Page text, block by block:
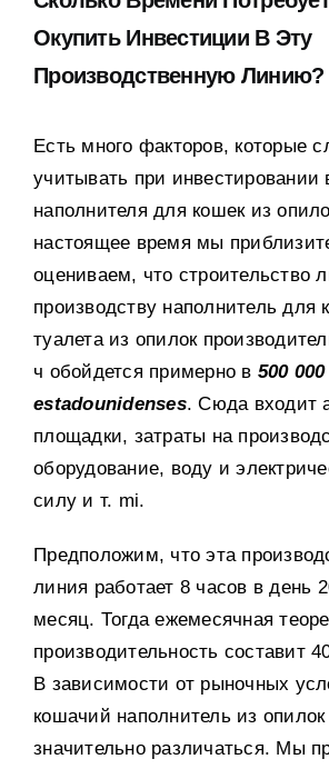
Окупить Инвестиции В Эту
Производственную Линию?
Есть много факторов, которые
учитывать при инвестировании
наполнителя для кошек из
настоящее время мы
оцениваем, что строительство
производству наполнитель для
туалета из опилок
ч обойдется примерно в 500
estadounidenses.Сюда входит
площадки, затраты на
оборудование, воду и
силу и т. mi.
Предположим, что эта
линия работает 8 часов в день
месяц. Тогда ежемесячная
производительность составит
В зависимости от рыночных
кошачий наполнитель из опилок
значительно различаться. Мы